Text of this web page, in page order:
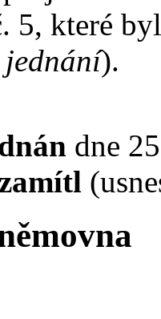
5, které
jednání).
dne
zamítl